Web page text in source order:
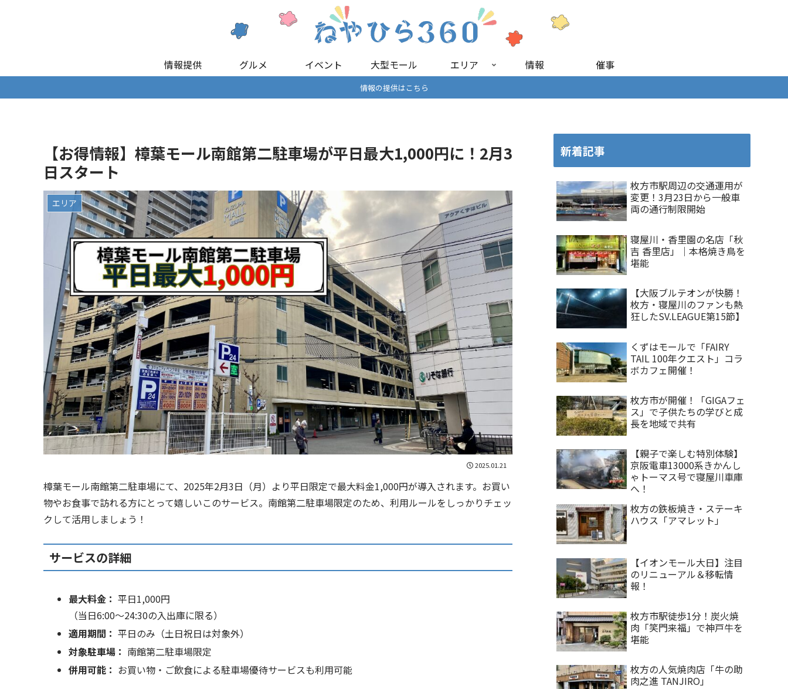
情報提供 グルメ イベント 大型モール エリア 情報 催事
情報の提供はこちら
【お得情報】樟葉モール南館第二駐車場が平日最大1,000円に！2月3
日スタート
エリア
2025.01.21
樟葉モール南館第二駐車場にて、2025年2月3日（月）より平日限定で最大料金1,000円が導入されます。お買い
物やお食事で訪れる方にとって嬉しいこのサービス。南館第二駐車場限定のため、利用ルールをしっかりチェッ
クして活用しましょう！
サービスの詳細
最大料金： 平日1,000円
（当日6:00～24:30の入出庫に限る）
適用期間： 平日のみ（土日祝日は対象外）
対象駐車場： 南館第二駐車場限定
併用可能： お買い物・ご飲食による駐車場優待サービスも利用可能
新着記事
枚方市駅周辺の交通運用が
変更！3月23日から一般車
両の通行制限開始
寝屋川・香里園の名店「秋
吉 香里店」｜本格焼き鳥を
堪能
【大阪ブルテオンが快勝！
枚方・寝屋川のファンも熱
狂したSV.LEAGUE第15節】
くずはモールで「FAIRY
TAIL 100年クエスト」コラ
ボカフェ開催！
枚方市が開催！「GIGAフェ
ス」で子供たちの学びと成
長を地域で共有
【親子で楽しむ特別体験】
京阪電車13000系きかんし
ゃトーマス号で寝屋川車庫
へ！
枚方の鉄板焼き・ステーキ
ハウス「アマレット」
【イオンモール大日】注目
のリニューアル＆移転情
報！
枚方市駅徒歩1分！炭火焼
肉「笑門来福」で神戸牛を
堪能
枚方の人気焼肉店「牛の助
肉之進 TANJIRO」